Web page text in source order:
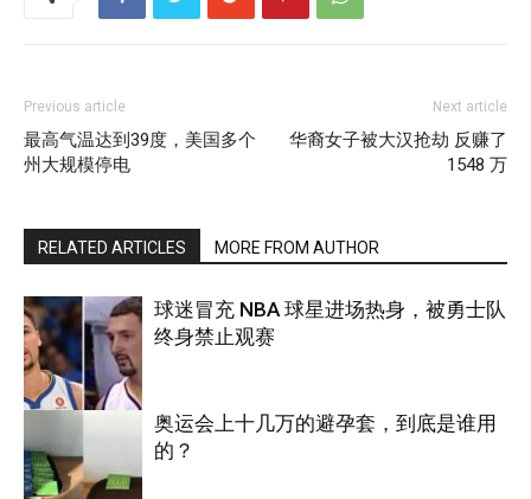
Previous article
最高气温达到39度，美国多个
州大规模停电
Next article
华裔女子被大汉抢劫 反赚了
1548 万
RELATED ARTICLES MORE FROM AUTHOR
体育
球迷冒充 NBA 球星进场热身，被勇士队
终身禁止观赛
奥运会上十几万的避孕套，到底是谁用
的？